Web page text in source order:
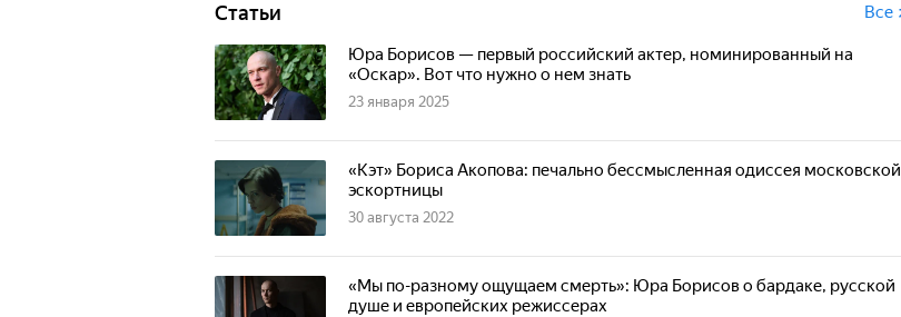
Статьи Все
Юра Борисов — первый российский актер, номинированный на
«Оскар». Вот что нужно о нем знать
23 января 2025
«Кэт» Бориса Акопова: печально бессмысленная одиссея московской
эскортницы
30 августа 2022
«Мы по-разному ощущаем смерть»: Юра Борисов о бардаке, русской
душе и европейских режиссерах